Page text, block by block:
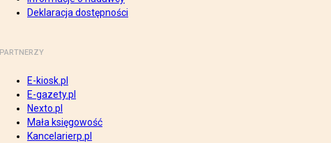
Deklaracja dostępności
PARTNERZY
E-kiosk.pl
E-gazety.pl
Nexto.pl
Mała księgowość
Kancelarierp.pl